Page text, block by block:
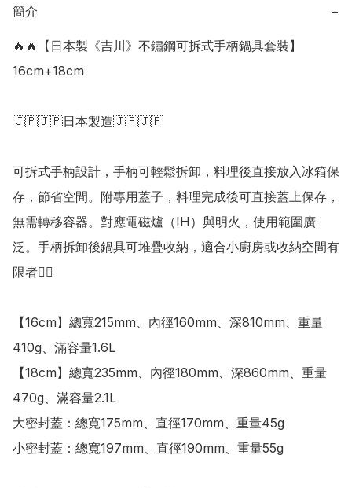
簡介 −
🔥🔥【日本製《吉川》不鏽鋼可拆式手柄鍋具套裝】
16cm+18cm
🇯🇵🇯🇵日本製造🇯🇵🇯🇵
可拆式手柄設計，手柄可輕鬆拆卸，料理後直接放入冰箱保
存，節省空間。附專用蓋子，料理完成後可直接蓋上保存，
無需轉移容器。對應電磁爐（IH）與明火，使用範圍廣
泛。手柄拆卸後鍋具可堆疊收納，適合小廚房或收納空間有
限者👍🏻
【16cm】總寬215mm、內徑160mm、深810mm、重量
410g、滿容量1.6L
【18cm】總寬235mm、內徑180mm、深860mm、重量
470g、滿容量2.1L
大密封蓋：總寬175mm、直徑170mm、重量45g
小密封蓋：總寬197mm、直徑190mm、重量55g